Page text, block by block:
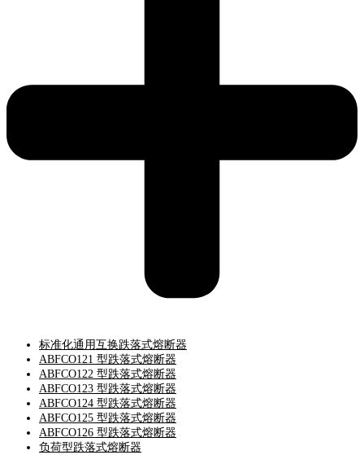
标准化通用互换跌落式熔断器
ABFCO121 型跌落式熔断器
ABFCO122 型跌落式熔断器
ABFCO123 型跌落式熔断器
ABFCO124 型跌落式熔断器
ABFCO125 型跌落式熔断器
ABFCO126 型跌落式熔断器
负荷型跌落式熔断器